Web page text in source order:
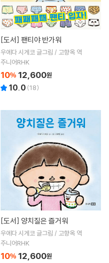
[도서] 팬티야 반가워
우에다 시게코 글그림 / 고향옥 역
주니어RHK
10% 12,600원
10.0 (18)
[도서] 양치질은 즐거워
우에다 시게코 글그림 / 고향옥 역
주니어RHK
10% 12,600원